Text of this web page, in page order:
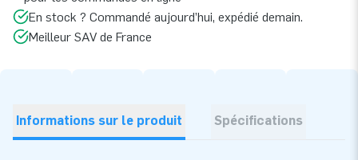
En stock ? Commandé aujourd’hui, expédié demain.
Meilleur SAV de France
Informations sur le produit Spécifications